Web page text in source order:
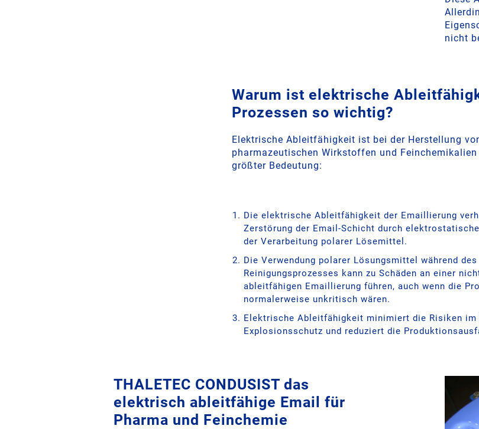
nicht
Warum ist elektrische
Prozessen so wichtig?
Elektrische Ableitfähigkeit ist bei der Herstellung
pharmazeutischen Wirkstoffen und
größter Bedeutung:
Die elektrische Ableitfähigkeit der Emaillierung
Zerstörung der Email-Schicht durch
der Verarbeitung polarer Lösemittel.
Die Verwendung polarer Lösungsmittel während des
Reinigungsprozesses kann zu Schäden an einer
ableitfähigen Emaillierung führen, auch wenn die
normalerweise unkritisch wären.
Elektrische Ableitfähigkeit minimiert die Risiken im
Explosionsschutz und reduziert die
THALETEC CONDUSIST das
elektrisch ableitfähige Email für
Pharma und Feinchemie